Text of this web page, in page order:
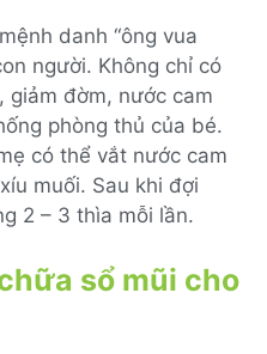
danh “ông vua
người. Không chỉ có
giảm đờm, nước cam
phòng thủ của bé.
có thể vắt nước cam
muối. Sau khi đợi
2 – 3 thìa mỗi lần.
sổ mũi cho